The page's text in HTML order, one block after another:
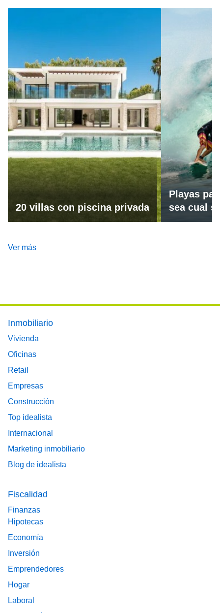
20 villas con piscina privada
Playas
sea cual
Ver más
Footer main menu
Inmobiliario
Vivienda
Oficinas
Retail
Empresas
Construcción
Top idealista
Internacional
Marketing inmobiliario
Blog de idealista
Fiscalidad
Finanzas
Hipotecas
Economía
Inversión
Emprendedores
Hogar
Laboral